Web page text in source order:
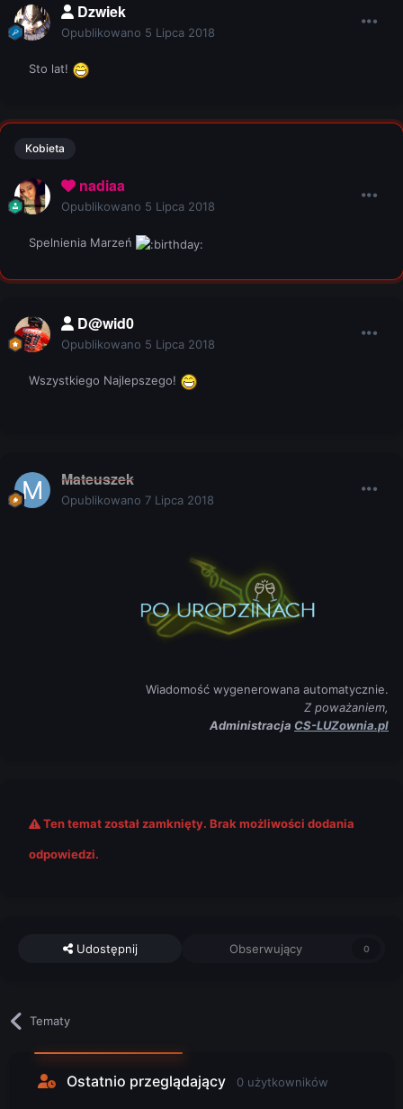
Dzwiek
Opublikowano 5 Lipca 2018
Sto lat!
Kobieta
nadiaa
Opublikowano 5 Lipca 2018
Spelnienia Marzeń
D@wid0
Opublikowano 5 Lipca 2018
Wszystkiego Najlepszego!
Mateuszek
Opublikowano 7 Lipca 2018
Wiadomość wygenerowana automatycznie.
Z poważaniem,
Administracja CS-LUZownia.pl
Ten temat został zamknięty. Brak możliwości dodania
odpowiedzi.
Udostępnij Obserwujący 0
Tematy
Ostatnio przeglądający 0 użytkowników